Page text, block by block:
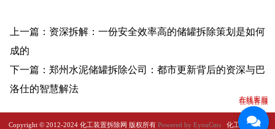
在线客服
上一篇：资深拆解：一份安全效率高的储罐拆除策划是如何
成的
下一篇：郑州水泥储罐拆除公司：都市更新背后的资深与巴
洛仕的智慧解法
Copyright © 2012-2024 化工装置拆除网 版权所有Powered by EyouCms化工装置拆除
在线客服